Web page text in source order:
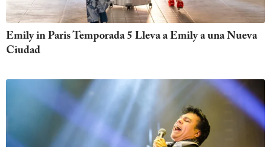
Emily in Paris Temporada 5 Lleva a Emily a una Nueva
Ciudad